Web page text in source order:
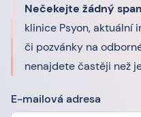
Nečekejte žádný
klinice Psyon, aktuální
či pozvánky na
nenajdete častěji než
E-mailová adresa